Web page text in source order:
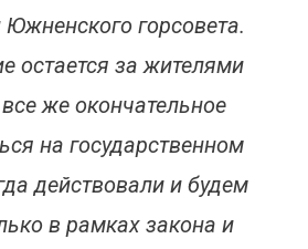
горсовета.
остается за жителями
же окончательное
на государственном
действовали и будем
в рамках закона и